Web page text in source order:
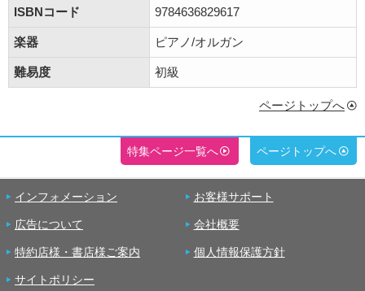
ISBNコード 9784636829617
楽器 ピアノ/オルガン
難易度 初級
ページトップへ
特集ページ一覧へ ページトップへ
インフォメーション お客様サポート
広告について 会社概要
特約店様・書店様ご案内 個人情報保護方針
サイトポリシー